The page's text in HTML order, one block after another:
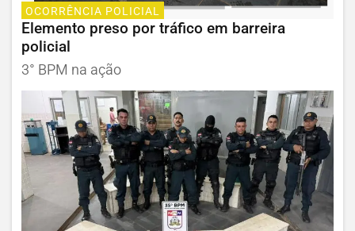
OCORRÊNCIA POLICIAL
Elemento preso por tráfico em barreira
policial
3° BPM na ação